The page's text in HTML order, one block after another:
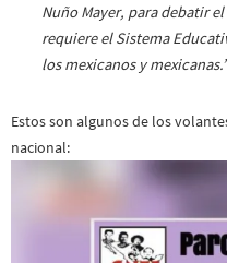
Nuño Mayer, para debatir
requiere el Sistema
los mexicanos y mexicanas.”
Estos son algunos de los
nacional: